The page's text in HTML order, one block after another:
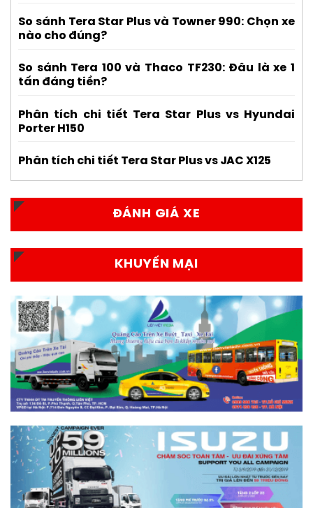
So sánh Tera Star Plus và Towner 990: Chọn xe
nào cho đúng?
So sánh Tera 100 và Thaco TF230: Đâu là xe 1
tấn đáng tiền?
Phân tích chi tiết Tera Star Plus vs Hyundai
Porter H150
Phân tích chi tiết Tera Star Plus vs JAC X125
ĐÁNH GIÁ XE
KHUYẾN MẠI